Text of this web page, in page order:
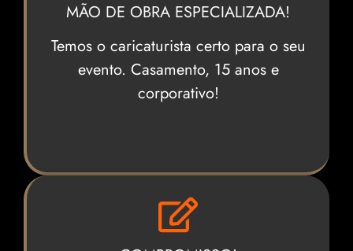
MÃO DE OBRA ESPECIALIZADA!
Temos o caricaturista certo para o seu
evento. Casamento, 15 anos e
corporativo!